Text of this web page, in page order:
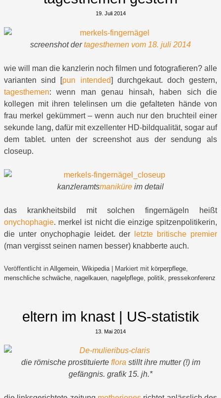
19. Juli 2014
screenshot dertagesthemen vom 18. juli 2014
wie will man die kanzlerin noch filmen und fotografieren? alle
varianten sind [pun intended] durchgekaut. doch gestern,
tagesthemen: wenn man genau hinsah, haben sich die
kollegen mit ihren telelinsen um die gefalteten hände von
frau merkel gekümmert – wenn auch nur den bruchteil einer
sekunde lang, dafür mit exzellenter HD-bildqualität, sogar auf
dem tablet. unten der screenshot aus der sendung als
closeup.
kanzleramtsmaniküre im detail
das krankheitsbild mit solchen fingernägeln heißt
onychophagie. merkel ist nicht die einzige spitzenpolitikerin,
die unter onychophagie leidet. der letzte britische premier
(man vergisst seinen namen besser) knabberte auch.
Veröffentlicht in Allgemein Wikipedia | Markiert mit körperpflege
menschliche schwäche nagelkauen nagelpflege politik pressekonferenz
eltern im knast | US-statistik
13. Mai 2014
die römische prostituierte flora stillt ihre mutter (!) im
gefängnis. grafik 15. jh.*